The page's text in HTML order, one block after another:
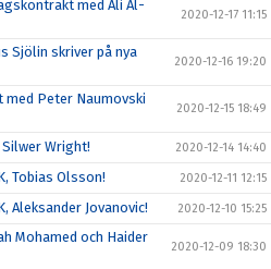
med Ali Al-
2020-12-17 11:15
Sjölin skriver på nya
2020-12-16 19:20
med Peter Naumovski
2020-12-15 18:49
Wright! 2020-12-14 14:40
Tobias Olsson! 2020-12-11 12:15
Aleksander Jovanovic! 2020-12-10 15:25
Mohamed och Haider
2020-12-09 18:30